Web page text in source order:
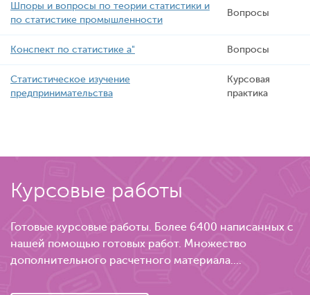
Шпоры и вопросы по теории статистики и
по статистике промышленности
Вопросы
Конспект по статистике а" Вопросы
Статистическое изучение
предпринимательства
Курсовая
практика
Курсовые работы
Готовые курсовые работы. Более 6400 написанных с
нашей помощью готовых работ. Множество
дополнительного расчетного материала....